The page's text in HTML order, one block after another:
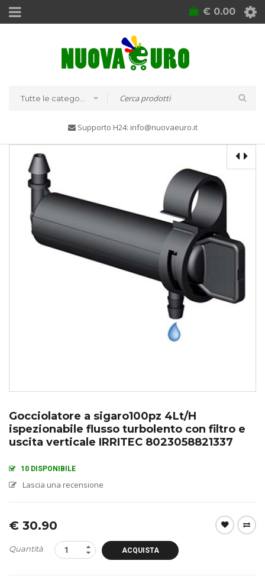
€ 0.00
Supporto H24: info@nuovaeuro.it
Gocciolatore a sigaro100pz 4Lt/H
ispezionabile flusso turbolento con filtro e
uscita verticale IRRITEC 8023058821337
10 DISPONIBILE
Lascia una recensione
€ 30.90
Quantità ACQUISTA